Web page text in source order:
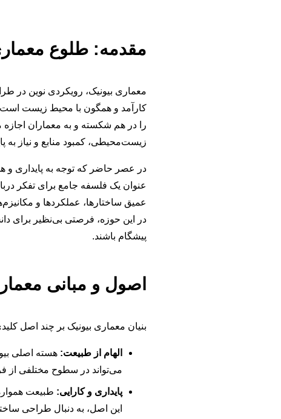
مقدمه: طلوع
معماری بیونیک، رویکردی نوین در
کارآمد و همگون با محیط زیست است.
را در هم شکسته و به معماران
زیست‌محیطی، کمبود منابع و نیاز به
در عصر حاضر که توجه به پایداری و
عنوان یک فلسفه جامع برای تفکر
عمیق ساختارها، عملکردها و
در این حوزه، فرصتی بی‌نظیر برای
پیشگام باشند.
اصول و مبانی
بنیان معماری بیونیک بر چند اصل
الهام از طبیعت: هسته اصلی
می‌تواند در سطوح مختلفی از
پایداری و کارایی: طبیعت
این اصل، به دنبال طراحی